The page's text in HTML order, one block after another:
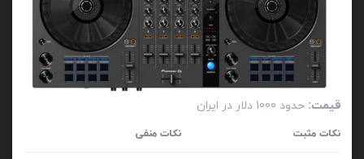
قیمت: حدود 1000 دلار در ایران
نکات مثبت نکات منفی